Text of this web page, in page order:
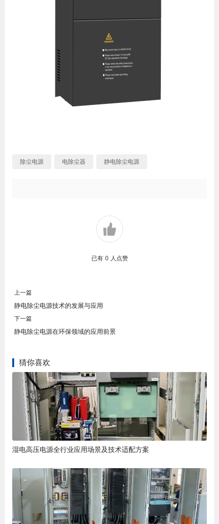
除尘电源 电除尘器 静电除尘电源
已有 0 人点赞
上一篇
静电除尘电源技术的发展与应用
下一篇
静电除尘电源在环保领域的应用前景
猜你喜欢
湿电高压电源全行业应用场景及技术适配方案